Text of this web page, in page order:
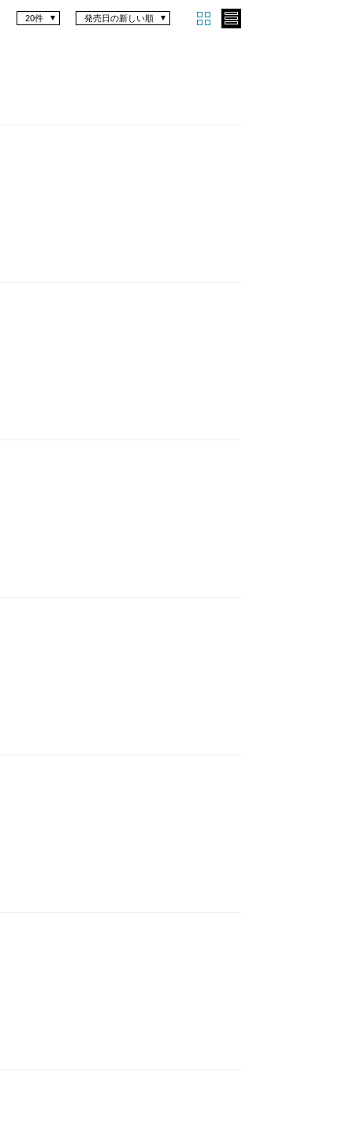
発売日の新しい順
20件